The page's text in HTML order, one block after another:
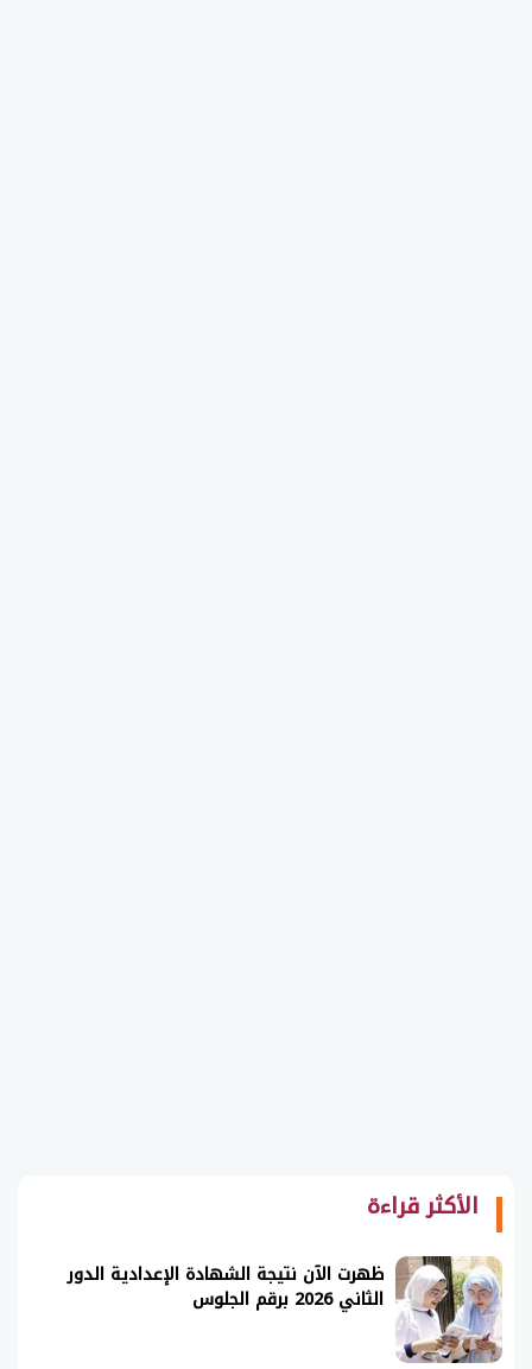
الأكثر قراءة
ظهرت الآن نتيجة الشهادة الإعدادية الدور
الثاني 2026 برقم الجلوس